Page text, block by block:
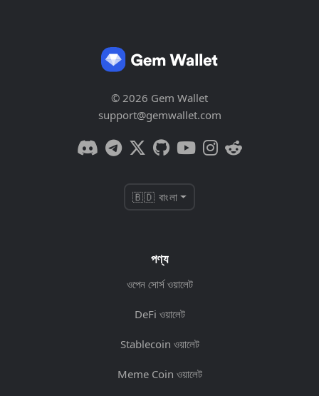
© 2026 Gem Wallet
support@gemwallet.com
🇧🇩 বাংলা
পণ্য
ওপেন সোর্স ওয়ালেট
DeFi ওয়ালেট
Stablecoin ওয়ালেট
Meme Coin ওয়ালেট